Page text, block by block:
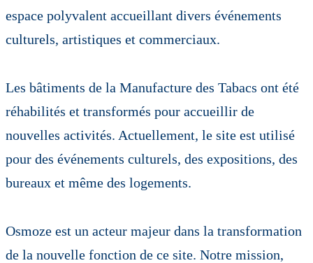
espace polyvalent accueillant divers événements
culturels, artistiques et commerciaux.
Les bâtiments de la Manufacture des Tabacs ont été
réhabilités et transformés pour accueillir de
nouvelles activités. Actuellement, le site est utilisé
pour des événements culturels, des expositions, des
bureaux et même des logements.
Osmoze est un acteur majeur dans la transformation
de la nouvelle fonction de ce site. Notre mission,